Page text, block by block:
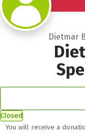
Dietmar
Closed
You will receive a